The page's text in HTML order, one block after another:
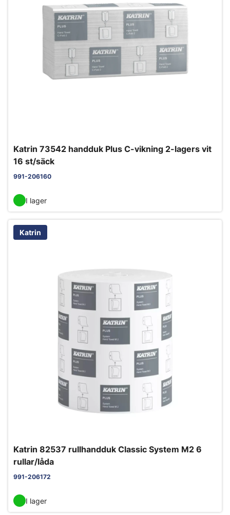
Katrin 73542 handduk Plus C-vikning 2-lagers vit
16 st/säck
991-206160
I lager
Katrin
Katrin 82537 rullhandduk Classic System M2 6
rullar/låda
991-206172
I lager